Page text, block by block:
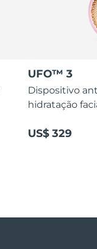
UFO™ 3
Dispositivo
hidratação
US$ 329